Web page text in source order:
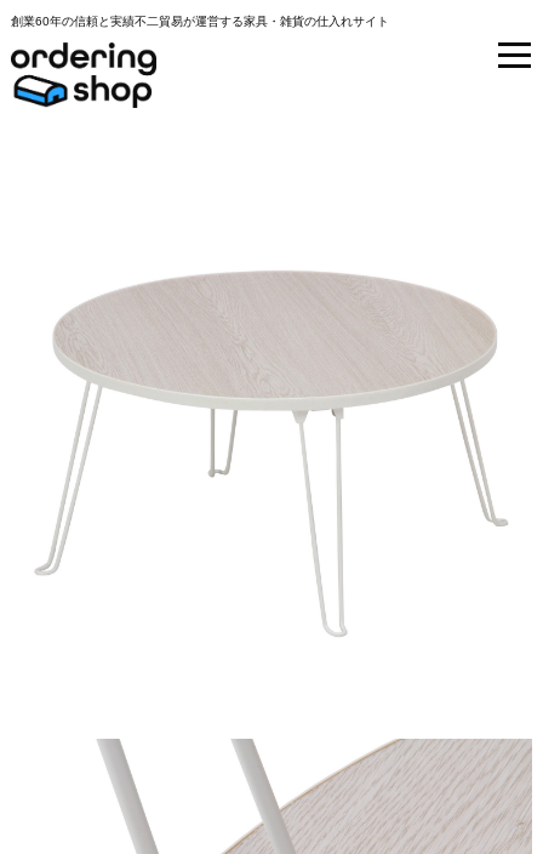
創業60年の信頼と実績不二貿易が運営する家具・雑貨の仕入れサイト